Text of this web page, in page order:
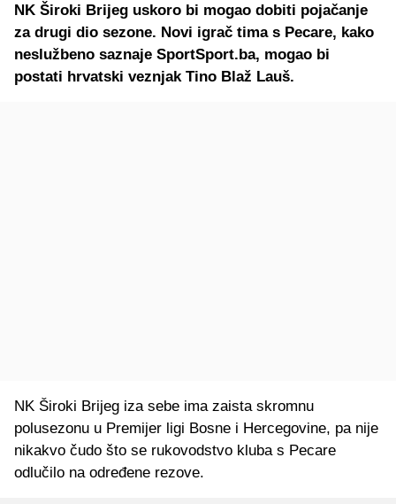
NK Široki Brijeg uskoro bi mogao dobiti pojačanje
za drugi dio sezone. Novi igrač tima s Pecare, kako
neslužbeno saznaje SportSport.ba, mogao bi
postati hrvatski veznjak Tino Blaž Lauš.
NK Široki Brijeg iza sebe ima zaista skromnu
polusezonu u Premijer ligi Bosne i Hercegovine, pa nije
nikakvo čudo što se rukovodstvo kluba s Pecare
odlučilo na određene rezove.